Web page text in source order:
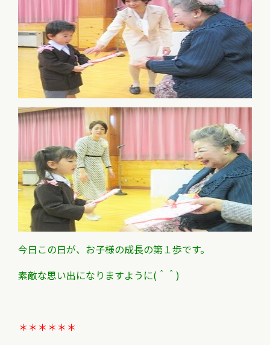
今日この日が、お子様の成長の第１歩です。
素敵な思い出になりますように(＾＾)
＊＊＊＊＊＊